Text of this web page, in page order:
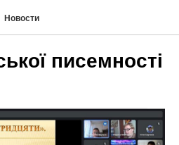
Новости
писемності